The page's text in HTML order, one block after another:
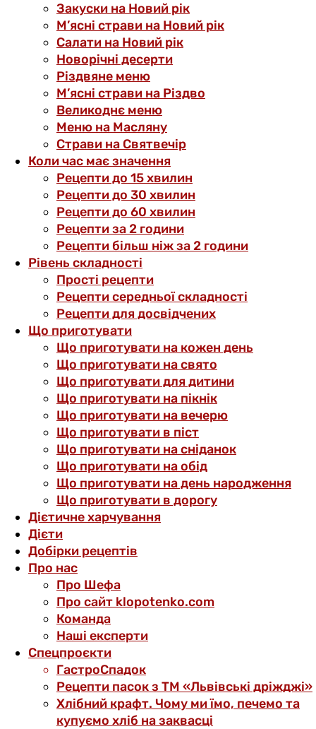
Закуски на Новий рік
М’ясні страви на Новий рік
Салати на Новий рік
Новорічні десерти
Різдвяне меню
М’ясні страви на Різдво
Великоднє меню
Меню на Масляну
Страви на Святвечір
Коли час має значення
Рецепти до 15 хвилин
Рецепти до 30 хвилин
Рецепти до 60 хвилин
Рецепти за 2 години
Рецепти більш ніж за 2 години
Рівень складності
Прості рецепти
Рецепти середньої складності
Рецепти для досвідчених
Що приготувати
Що приготувати на кожен день
Що приготувати на свято
Що приготувати для дитини
Що приготувати на пікнік
Що приготувати на вечерю
Що приготувати в піст
Що приготувати на сніданок
Що приготувати на обід
Що приготувати на день народження
Що приготувати в дорогу
Дієтичне харчування
Дієти
Добірки рецептів
Про нас
Про Шефа
Про сайт klopotenko.com
Команда
Наші експерти
Спецпроєкти
ГастроСпадок
Рецепти пасок з ТМ «Львівські дріжджі»
Хлібний крафт. Чому ми їмо, печемо та
купуємо хліб на заквасці